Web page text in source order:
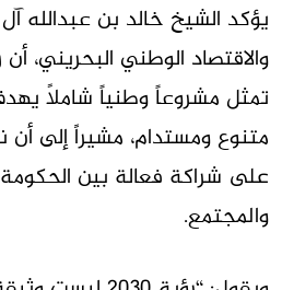
يؤكد الشيخ خالد بن عبدالله آل
تمثل مشروعاً وطنياً شاملاً
متنوع ومستدام، مشيراً إلى أن
على شراكة فعالة بين
والمجتمع.